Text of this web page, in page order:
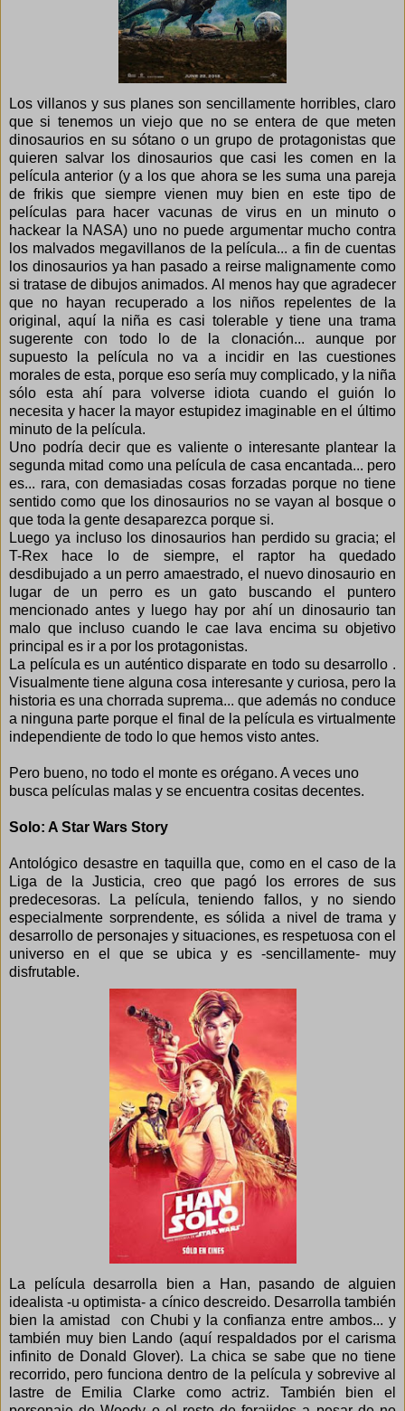
Los villanos y sus planes son sencillamente horribles, claro
que si tenemos un viejo que no se entera de que meten
dinosaurios en su sótano o un grupo de protagonistas que
quieren salvar los dinosaurios que casi les comen en la
película anterior (y a los que ahora se les suma una pareja
de frikis que siempre vienen muy bien en este tipo de
películas para hacer vacunas de virus en un minuto o
hackear la NASA) uno no puede argumentar mucho contra
los malvados megavillanos de la película... a fin de cuentas
los dinosaurios ya han pasado a reirse malignamente como
si tratase de dibujos animados. Al menos hay que agradecer
que no hayan recuperado a los niños repelentes de la
original, aquí la niña es casi tolerable y tiene una trama
sugerente con todo lo de la clonación... aunque por
supuesto la película no va a incidir en las cuestiones
morales de esta, porque eso sería muy complicado, y la niña
sólo esta ahí para volverse idiota cuando el guión lo
necesita y hacer la mayor estupidez imaginable en el último
minuto de la película.
Uno podría decir que es valiente o interesante plantear la
segunda mitad como una película de casa encantada... pero
es... rara, con demasiadas cosas forzadas porque no tiene
sentido como que los dinosaurios no se vayan al bosque o
que toda la gente desaparezca porque si.
Luego ya incluso los dinosaurios han perdido su gracia; el
T-Rex hace lo de siempre, el raptor ha quedado
desdibujado a un perro amaestrado, el nuevo dinosaurio en
lugar de un perro es un gato buscando el puntero
mencionado antes y luego hay por ahí un dinosaurio tan
malo que incluso cuando le cae lava encima su objetivo
principal es ir a por los protagonistas.
La película es un auténtico disparate en todo su desarrollo .
Visualmente tiene alguna cosa interesante y curiosa, pero la
historia es una chorrada suprema... que además no conduce
a ninguna parte porque el final de la película es virtualmente
independiente de todo lo que hemos visto antes.
Pero bueno, no todo el monte es orégano. A veces uno
busca películas malas y se encuentra cositas decentes.
Solo: A Star Wars Story
Antológico desastre en taquilla que, como en el caso de la
Liga de la Justicia, creo que pagó los errores de sus
predecesoras. La película, teniendo fallos, y no siendo
especialmente sorprendente, es sólida a nivel de trama y
desarrollo de personajes y situaciones, es respetuosa con el
universo en el que se ubica y es -sencillamente- muy
disfrutable.
La película desarrolla bien a Han, pasando de alguien
idealista -u optimista- a cínico descreido. Desarrolla también
bien la amistad con Chubi y la confianza entre ambos... y
también muy bien Lando (aquí respaldados por el carisma
infinito de Donald Glover). La chica se sabe que no tiene
recorrido, pero funciona dentro de la película y sobrevive al
lastre de Emilia Clarke como actriz. También bien el